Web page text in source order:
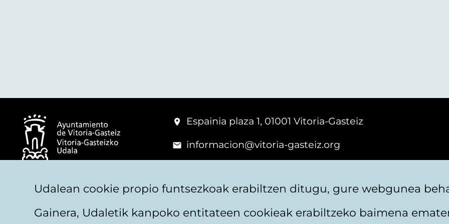
© Vitoria-Gasteizko Udala
Espainia plaza 1, 01001 Vitoria-Gasteiz
informacion@vitoria-gasteiz.org
Udalean cookie propio funtsezkoak erabiltzen ditugu, gure webgunea
Gainera, Udaletik kanpoko entitateen cookieak erabiltzeko baimena